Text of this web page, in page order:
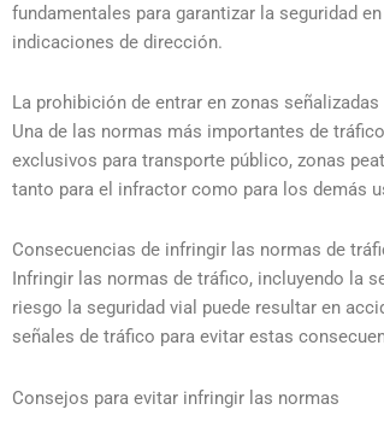
fundamentales para garantizar la seguridad
indicaciones de dirección.
La prohibición de entrar en zonas señalizadas
Una de las normas más importantes de
exclusivos para transporte público, zonas
tanto para el infractor como para los demás
Consecuencias de infringir las normas de
Infringir las normas de tráfico, incluyendo la
riesgo la seguridad vial puede resultar en
señales de tráfico para evitar estas
Consejos para evitar infringir las normas